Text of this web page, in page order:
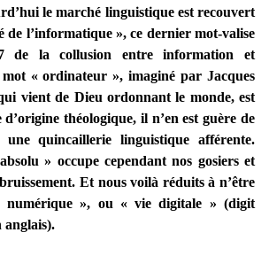
le marché linguistique est recouvert
de l’informatique », ce dernier mot-valise
de la collusion entre information et
« ordinateur », imaginé par Jacques
vient de Dieu ordonnant le monde, est
théologique, il n’en est guère de
quincaillerie linguistique afférente.
» occupe cependant nos gosiers et
Et nous voilà réduits à n’être
numérique », ou « vie digitale » (digit
anglais).